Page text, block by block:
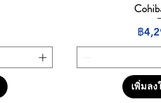
ดูข้อ
ราค
฿
เพิ่มล